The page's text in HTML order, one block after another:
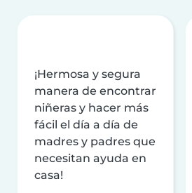
¡Hermosa y segura
manera de encontrar
niñeras y hacer más
fácil el día a día de
madres y padres que
necesitan ayuda en
casa!